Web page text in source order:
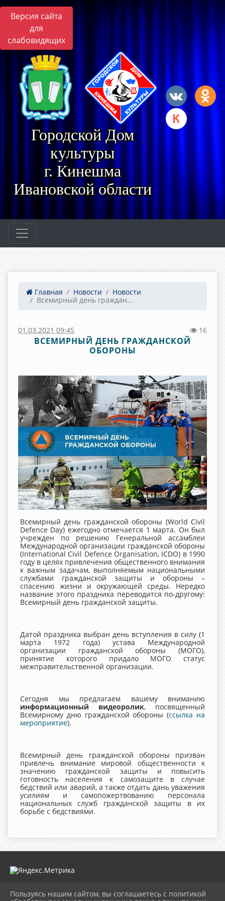
Версия сайта
для
слабовидящих
Городской Дом
культуры
г. Кинешма
Ивановской области
Главная Новости
Новости
Всемирный день граждан...
01.03.2021 09:45 16
ВСЕМИРНЫЙ ДЕНЬ ГРАЖДАНСКОЙ
ОБОРОНЫ
Всемирный день гражданской обороны (World Civil
Defence Day) ежегодно отмечается 1 марта. Он был
учрежден по решению Генеральной ассамблеи
Международной организации гражданской обороны
(International Civil Defence Organisation, ICDO) в 1990
году в целях привлечения общественного внимания
к важным задачам, выполняемым национальными
службами гражданской защиты и обороны –
спасению жизни и окружающей среды. Нередко
название этого праздника переводится по-другому:
Всемирный день гражданской защиты.
Датой праздника выбран день вступления в силу (1
марта 1972 года) устава Международной
организации гражданской обороны (МОГО),
принятие которого придало МОГО статус
межправительственной организации.
Сегодня мы предлагаем вашему вниманию
информационный видеоролик, посвященный
Всемирному дню гражданской обороны (ссылка на
мероприятие).
Всемирный день гражданской обороны призван
привлечь внимание мировой общественности к
значению гражданской защиты и повысить
готовность населения к самозащите в случае
бедствий или аварий, а также отдать дань уважения
усилиям и самопожертвованию персонала
национальных служб гражданской защиты в их
борьбе с бедствиями.
Пользуясь нашим сайтом, вы соглашаетесь с политикой